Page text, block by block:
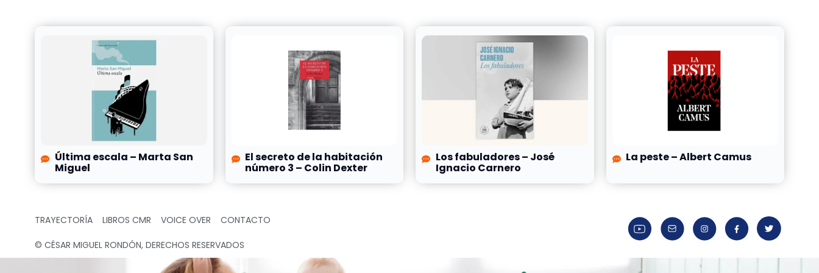
Última escala – Marta San
Miguel
El secreto de la habitación
número 3 – Colin Dexter
Los fabuladores – José
Ignacio Carnero
La peste – Albert Camus
TRAYECTORÍA LIBROS CMR VOICE OVER CONTACTO
© CÉSAR MIGUEL RONDÓN, DERECHOS RESERVADOS